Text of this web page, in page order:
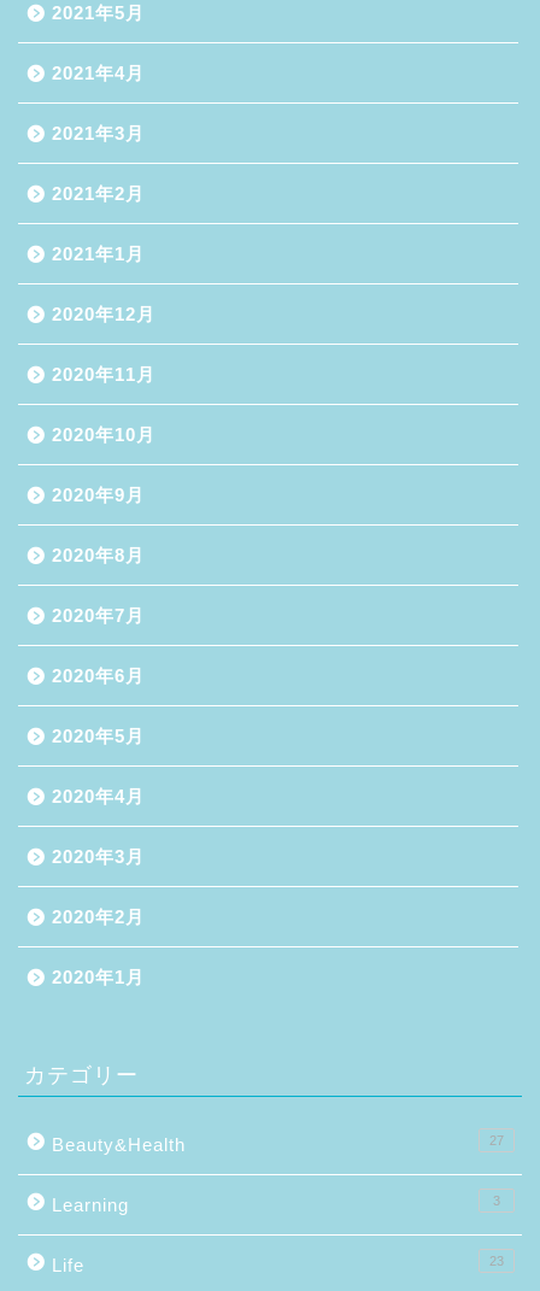
2021年5月
2021年4月
2021年3月
2021年2月
2021年1月
2020年12月
2020年11月
2020年10月
2020年9月
2020年8月
2020年7月
2020年6月
2020年5月
2020年4月
2020年3月
2020年2月
2020年1月
カテゴリー
Beauty&Health 27
Learning 3
Life 23